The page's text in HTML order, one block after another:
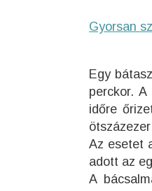
Gyorsan
Egy
perckor.
időre
Az esetet
adott az
A